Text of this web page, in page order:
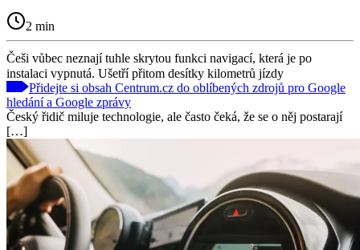
2 min
Češi vůbec neznají tuhle skrytou funkci navigací, která je po
instalaci vypnutá. Ušetří přitom desítky kilometrů jízdy
Přidejte si obsah Centrum.cz do oblíbených zdrojů pro Google
hledání a Google zprávy
Český řidič miluje technologie, ale často čeká, že se o něj postarají
[…]